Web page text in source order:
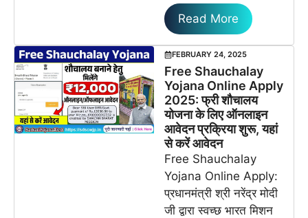
Read More
FEBRUARY 24, 2025
Free Shauchalay
Yojana Online Apply
2025: फ्री शौचालय
योजना के लिए ऑनलाइन
आवेदन प्रक्रिया शुरू, यहां
से करें आवेदन
Free Shauchalay
Yojana Online Apply:
प्रधानमंत्री श्री नरेंद्र मोदी
जी द्वारा स्वच्छ भारत मिशन